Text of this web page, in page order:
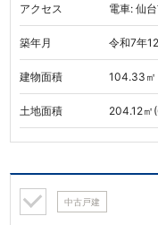
アクセス
電車: 仙
築年月 令和7年
建物面積 104.33㎡
土地面積 204.12㎡
中古戸建